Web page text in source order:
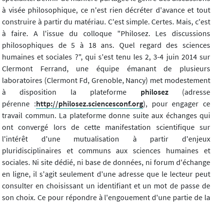
à visée philosophique, ce n'est rien décréter d'avance et tout
construire à partir du matériau. C'est simple. Certes. Mais, c'est
à faire. A l'issue du colloque "Philosez. Les discussions
philosophiques de 5 à 18 ans. Quel regard des sciences
humaines et sociales ?", qui s'est tenu les 2, 3-4 juin 2014 sur
Clermont Ferrand, une équipe émanant de plusieurs
laboratoires (Clermont Fd, Grenoble, Nancy) met modestement
à disposition la plateforme philosez (adresse
pérenne :http://philosez.sciencesconf.org), pour engager ce
travail commun. La plateforme donne suite aux échanges qui
ont convergé lors de cette manifestation scientifique sur
l'intérêt d'une mutualisation à partir d'enjeux
pluridisciplinaires et communs aux sciences humaines et
sociales. Ni site dédié, ni base de données, ni forum d'échange
en ligne, il s'agit seulement d'une adresse que le lecteur peut
consulter en choisissant un identifiant et un mot de passe de
son choix. Ce pour répondre à l'engouement d'une partie de la